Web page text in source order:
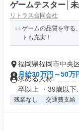
ゲームテスター│
リトラス合同会社
ゲームの品質を守る
トも充実！
福岡県福岡市中央
月給30万円～50万
求める人材: ＿＿
卒以上 ・39歳以下...
残業なし 交通費支給